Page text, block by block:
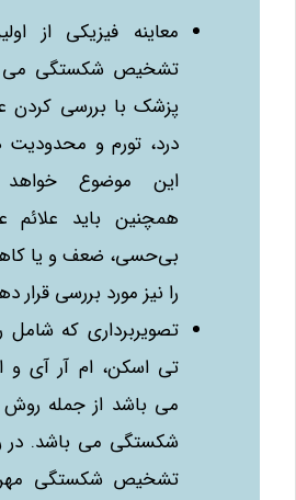
معاینه فیزیکی از
تشخیص شکستگی می‌
پزشک با بررسی کردن
درد، تورم و
این موضوع
همچنین باید
بی‌حسی، ضعف و یا
را نیز مورد بررسی قرار
تصویربرداری که شامل
تی اسکن، ام آر آی و
می‌ باشد از جمله
شکستگی می‌ باشد. در
تشخیص شکستگی